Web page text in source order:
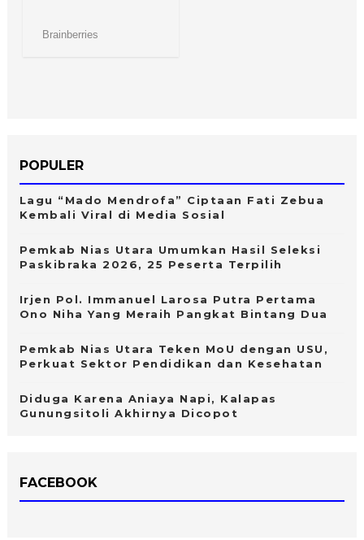
POPULER
Lagu “Mado Mendrofa” Ciptaan Fati Zebua
Kembali Viral di Media Sosial
Pemkab Nias Utara Umumkan Hasil Seleksi
Paskibraka 2026, 25 Peserta Terpilih
Irjen Pol. Immanuel Larosa Putra Pertama
Ono Niha Yang Meraih Pangkat Bintang Dua
Pemkab Nias Utara Teken MoU dengan USU,
Perkuat Sektor Pendidikan dan Kesehatan
Diduga Karena Aniaya Napi, Kalapas
Gunungsitoli Akhirnya Dicopot
FACEBOOK